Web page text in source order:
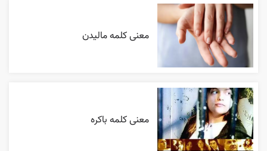
معنی کلمه مالیدن
معنی کلمه باکره